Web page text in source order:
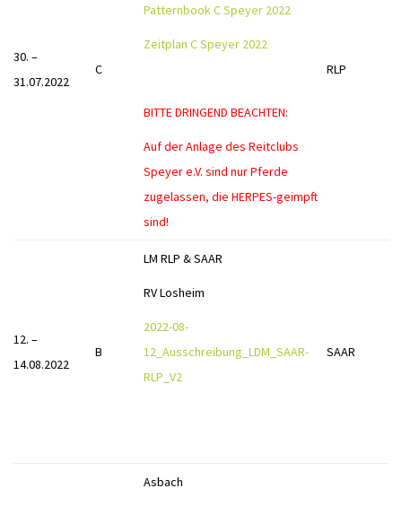
30. –
31.07.2022
C
Patternbook C Speyer 2022
Zeitplan C Speyer 2022
BITTE DRINGEND BEACHTEN:
Auf der Anlage des Reitclubs
Speyer e.V. sind nur Pferde
zugelassen, die HERPES-geimpft
sind!
RLP
12. –
14.08.2022
B
LM RLP & SAAR
RV Losheim
2022-08-
12_Ausschreibung_LDM_SAAR-
RLP_V2
SAAR
Asbach